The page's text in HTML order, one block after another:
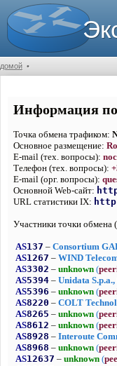
домой •